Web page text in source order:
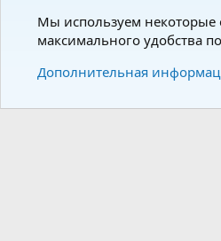
Мы используем некоторые
максимального удобства
Дополнительная